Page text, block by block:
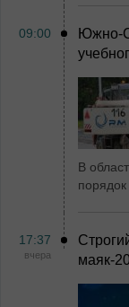
09:00
Южно-
В
17:37
вчера